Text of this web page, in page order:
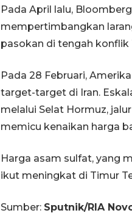
Pada April lalu,
mempertimbangkan
pasokan di tengah konflik
Pada 28 Februari,
target-target di Iran.
melalui Selat Hormuz,
memicu kenaikan harga
Harga asam sulfat, yang
ikut meningkat di Timur
Sumber: Sputnik/RIA